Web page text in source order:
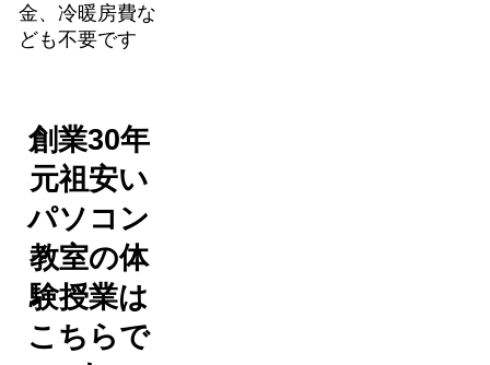
金、冷暖房費な
ども不要です
創業30年
元祖安い
パソコン
教室の体
験授業は
こちらで